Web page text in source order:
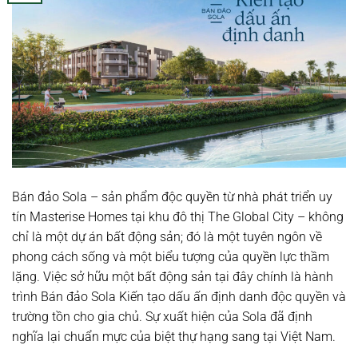
Bán đảo Sola – sản phẩm độc quyền từ nhà phát triển uy
tín Masterise Homes tại khu đô thị The Global City – không
chỉ là một dự án bất động sản; đó là một tuyên ngôn về
phong cách sống và một biểu tượng của quyền lực thầm
lặng. Việc sở hữu một bất động sản tại đây chính là hành
trình Bán đảo Sola Kiến tạo dấu ấn định danh độc quyền và
trường tồn cho gia chủ. Sự xuất hiện của Sola đã định
nghĩa lại chuẩn mực của biệt thự hạng sang tại Việt Nam.